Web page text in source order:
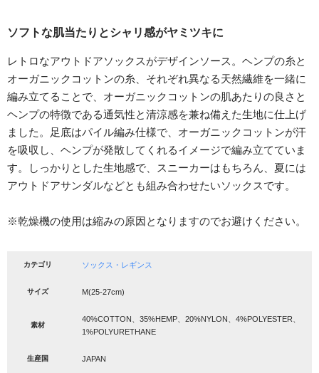
ソフトな肌当たりとシャリ感がヤミツキに
レトロなアウトドアソックスがデザインソース。ヘンプの糸と
オーガニックコットンの糸、それぞれ異なる天然繊維を一緒に
編み立てることで、オーガニックコットンの肌あたりの良さと
ヘンプの特徴である通気性と清涼感を兼ね備えた生地に仕上げ
ました。足底はパイル編み仕様で、オーガニックコットンが汗
を吸収し、ヘンプが発散してくれるイメージで編み立てていま
す。しっかりとした生地感で、スニーカーはもちろん、夏には
アウトドアサンダルなどとも組み合わせたいソックスです。
※乾燥機の使用は縮みの原因となりますのでお避けください。
カテゴリ ソックス・レギンス
サイズ M(25-27cm)
素材
40%COTTON、35%HEMP、20%NYLON、4%POLYESTER、
1%POLYURETHANE
生産国 JAPAN